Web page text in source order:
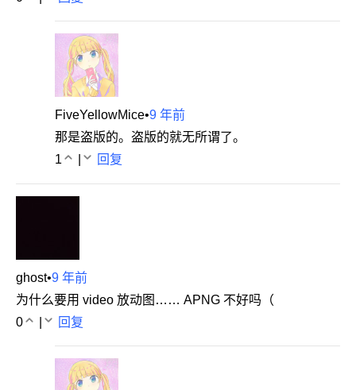
FiveYellowMice•9 年前
那是盗版的。盗版的就无所谓了。
1
回复
ghost•9 年前
为什么要用 video 放动图…… APNG 不好吗（
0
回复